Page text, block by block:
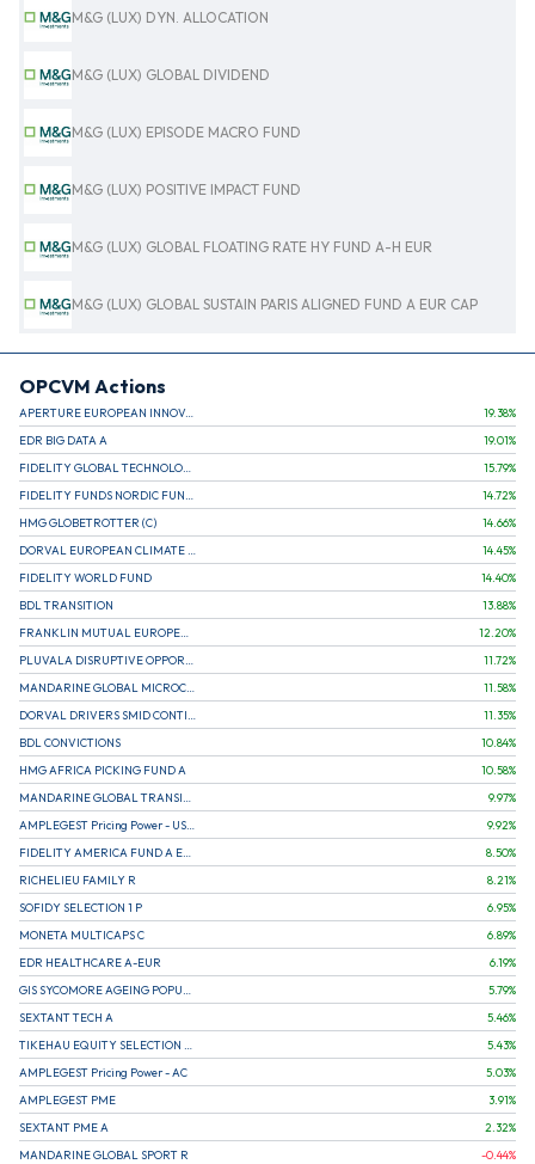
M&G (LUX) DYN. ALLOCATION
M&G (LUX) GLOBAL DIVIDEND
M&G (LUX) EPISODE MACRO FUND
M&G (LUX) POSITIVE IMPACT FUND
M&G (LUX) GLOBAL FLOATING RATE HY FUND A-H EUR
M&G (LUX) GLOBAL SUSTAIN PARIS ALIGNED FUND A EUR CAP
OPCVM Actions
APERTURE EUROPEAN INNOVATION 19.38%
EDR BIG DATA A
19.01%
15.79%
14.72%
HMG GLOBETROTTER (C)
14.66%
14.45%
FIDELITY WORLD FUND
14.40%
BDL TRANSITION
13.88%
12.20%
11.72%
11.58%
11.35%
BDL CONVICTIONS
10.84%
HMG AFRICA PICKING FUND A
10.58%
9.97%
9.92%
8.50%
RICHELIEU FAMILY R
8.21%
SOFIDY SELECTION 1 P
6.95%
MONETA MULTICAPS C
6.89%
EDR HEALTHCARE A-EUR
6.19%
5.79%
SEXTANT TECH A
5.46%
5.43%
AMPLEGEST Pricing Power - AC
5.03%
AMPLEGEST PME
3.91%
SEXTANT PME A
2.32%
MANDARINE GLOBAL SPORT R
-0.44%